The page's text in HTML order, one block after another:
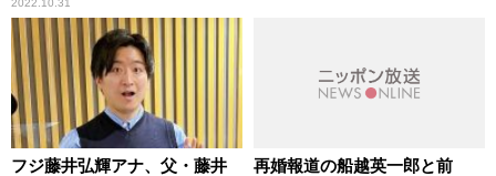
2022.10.31
フジ藤井弘輝アナ、父・藤井
再婚報道の船越英一郎と前